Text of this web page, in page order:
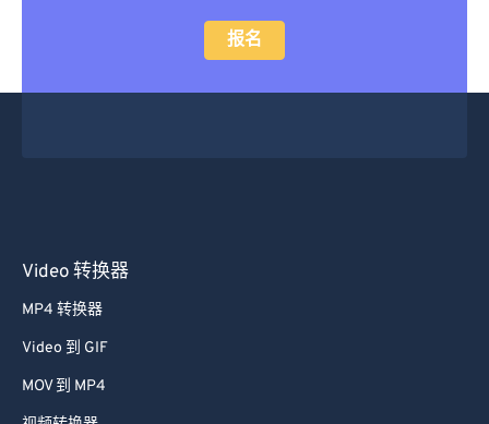
报名
Video 转换器
MP4 转换器
Video 到 GIF
MOV 到 MP4